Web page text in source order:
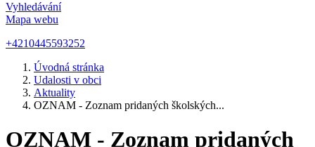
Vyhledávání
Mapa webu
+4210445593252
Úvodná stránka
Udalosti v obci
Aktuality
OZNAM - Zoznam pridaných školských...
OZNAM - Zoznam pridaných